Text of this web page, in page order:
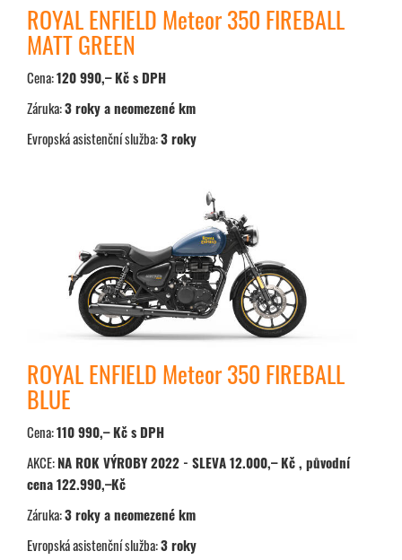
ROYAL ENFIELD Meteor 350 FIREBALL
MATT GREEN
Cena:120 990,– Kč s DPH
Záruka:3 roky a neomezené km
Evropská asistenční služba:3 roky
ROYAL ENFIELD Meteor 350 FIREBALL
BLUE
Cena:110 990,– Kč s DPH
AKCE:NA ROK VÝROBY 2022 - SLEVA 12.000,– Kč , původní
cena 122.990,–Kč
Záruka:3 roky a neomezené km
Evropská asistenční služba:3 roky